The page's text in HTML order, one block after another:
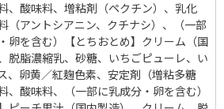
、酸味料、増粘剤（ペクチン）、乳化
（アントシアニン、クチナシ）、（一部
卵を含む）【とちおとめ】クリーム（国
脱脂濃縮乳、砂糖、いちごピューレ、い
、卵黄／紅麹色素、安定剤（増粘多糖
、酸味料、（一部に乳成分・卵を含む）